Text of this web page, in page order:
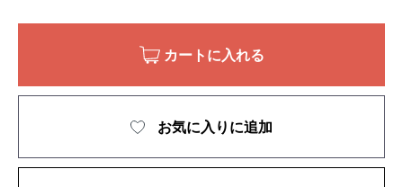
カートに入れる
お気に入りに追加